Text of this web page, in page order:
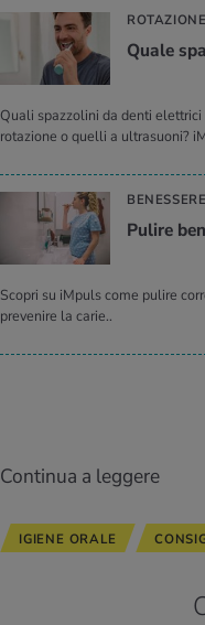
Quale
Quali spazzolini da denti
rotazione o quelli a ultrasuoni?
Pu­li­re
Scopri su iMpuls come pulire
prevenire la carie..
Continua a leggere
IGIENE ORALE